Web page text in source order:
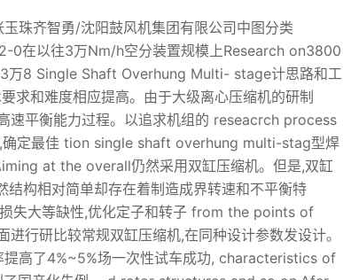
珠齐智勇/沈阳鼓风机集团有限公司中图分类
0在以往3万Nm/h空分装置规模上Research on3800
万8 Single Shaft Overhung Multi- stage计思路和工
求和难度相应提高。由于大级离心压缩机的研制
平衡能力过程。以追求机组的 reseacrch process
定最佳 tion single shaft overhung multi-stag型焊
at the overall仍然采用双缸压缩机。但是,双缸
构相对简单却存在着制造成界转速和不平衡特
失大等缺性,优化定子和转子 from the points of
行研比较常规双缸压缩机,在同种设计参数发设计。
高了4%~5%场一次性试车成功, characteristics of